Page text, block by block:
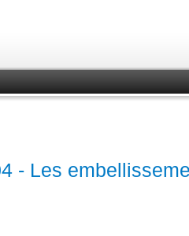
- Les